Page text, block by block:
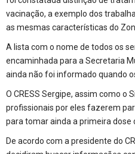
vacinação, a exemplo dos
as mesmas características do
A lista com o nome de todos os
encaminhada para a Secretaria
ainda não foi informado quando
O CRESS Sergipe, assim como o
profissionais por eles fazerem
para tomar ainda a primeira dose
De acordo com a presidente do